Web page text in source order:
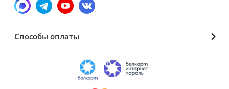
Способы оплаты